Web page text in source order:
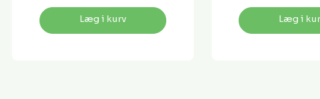
Læg i kurv Læg i